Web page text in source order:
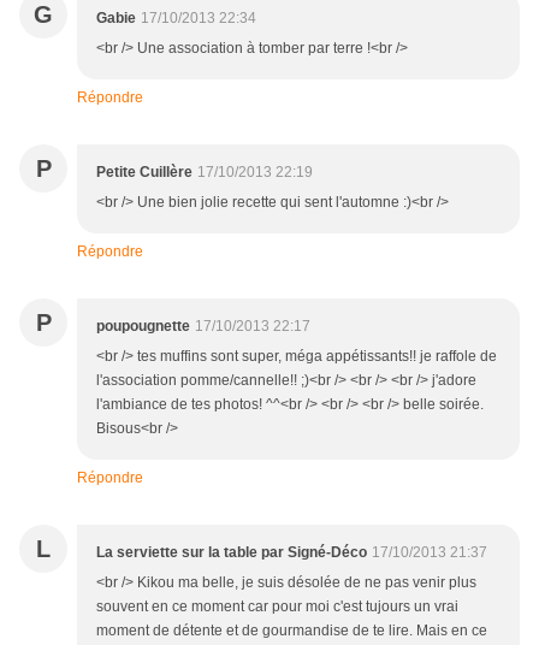
G Gabie 17/10/2013 22:34
<br /> Une association à tomber par terre !<br />
Répondre
P Petite Cuillère 17/10/2013 22:19
<br /> Une bien jolie recette qui sent l'automne :)<br />
Répondre
P poupougnette 17/10/2013 22:17
<br /> tes muffins sont super, méga appétissants!! je raffole de
l'association pomme/cannelle!! ;)<br /> <br /> <br /> j'adore
l'ambiance de tes photos! ^^<br /> <br /> <br /> belle soirée.
Bisous<br />
Répondre
L La serviette sur la table par Signé-Déco 17/10/2013 21:37
<br /> Kikou ma belle, je suis désolée de ne pas venir plus
souvent en ce moment car pour moi c'est tujours un vrai
moment de détente et de gourmandise de te lire. Mais en ce